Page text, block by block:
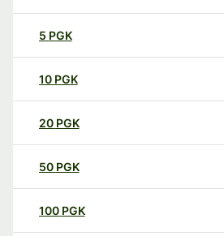
5 PGK
10 PGK
20 PGK
50 PGK
100 PGK